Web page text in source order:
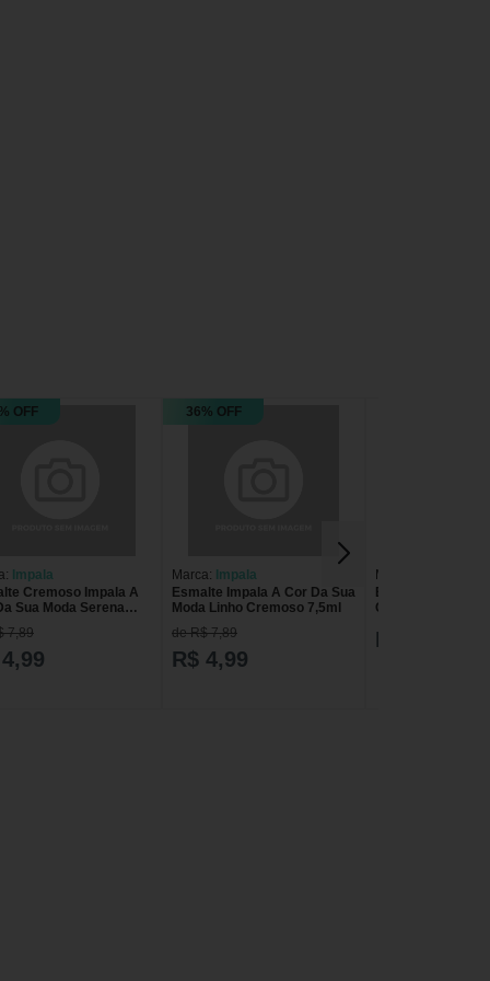
OFF
Impala
Cremoso Impala A
Sua Moda Serena
7,89
36% OFF
Marca: Impala
Esmalte Impala A Cor Da Sua
Moda Linho Cremoso 7,5ml
de R$ 7,89
R$ 4,99
Marca:
Cor Da Sua Moda
R$ 6,78